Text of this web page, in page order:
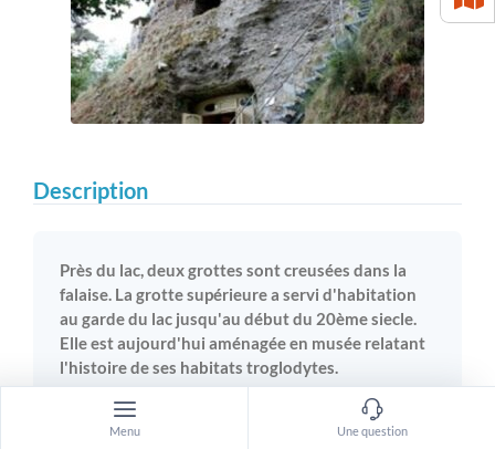
Description
Près du lac, deux grottes sont creusées dans la
falaise. La grotte supérieure a servi d'habitation
au garde du lac jusqu'au début du 20ème siecle.
Elle est aujourd'hui aménagée en musée relatant
l'histoire de ses habitats troglodytes.
Menu Une question